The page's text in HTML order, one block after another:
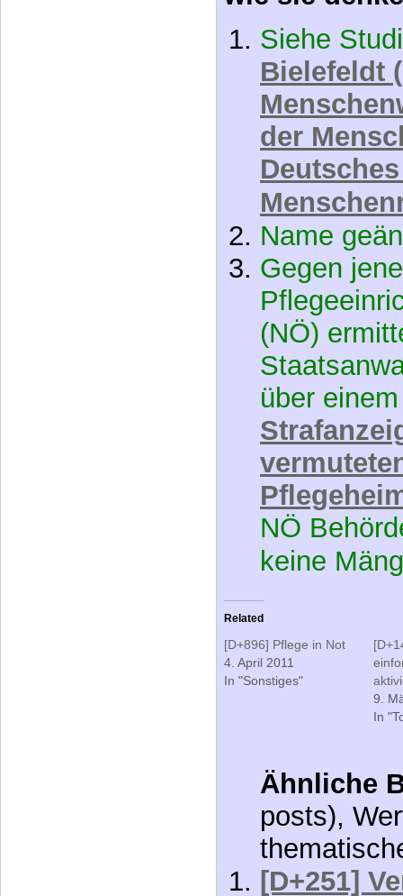
als Baby
… vergib
wie sie
Siehe
Bielefeldt
der
Name
Gegen
(NÖ)
über
NÖ
keine
[D+896] Pflege in Not
4. April 2011
In "Sonstiges"
9.
In